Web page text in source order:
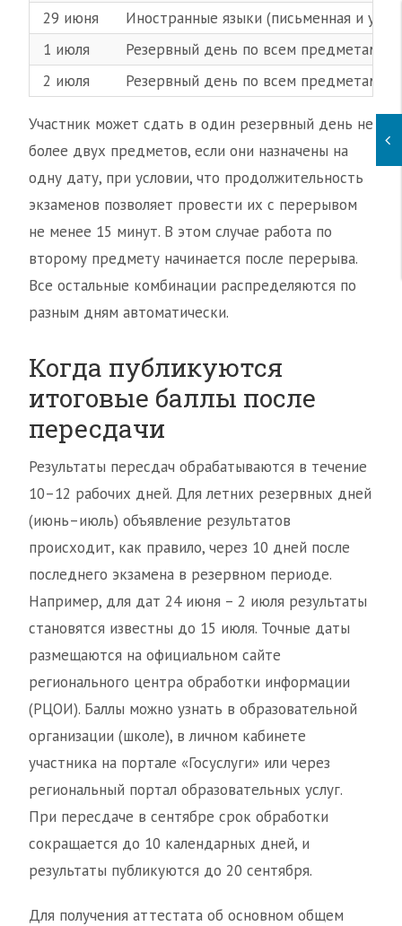
29 июня
Иностранные языки (письменная и
1 июля
Резервный день по всем предметам
2 июля
Резервный день по всем предметам
Участник может сдать в один резервный день не
более двух предметов, если они назначены на
одну дату, при условии, что продолжительность
экзаменов позволяет провести их с перерывом
не менее 15 минут. В этом случае работа по
второму предмету начинается после перерыва.
Все остальные комбинации распределяются по
разным дням автоматически.
Когда публикуются
итоговые баллы после
пересдачи
Результаты пересдач обрабатываются в течение
10–12 рабочих дней. Для летних резервных дней
(июнь–июль) объявление результатов
происходит, как правило, через 10 дней после
последнего экзамена в резервном периоде.
Например, для дат 24 июня – 2 июля результаты
становятся известны до 15 июля. Точные даты
размещаются на официальном сайте
регионального центра обработки информации
(РЦОИ). Баллы можно узнать в образовательной
организации (школе), в личном кабинете
участника на портале «Госуслуги» или через
региональный портал образовательных услуг.
При пересдаче в сентябре срок обработки
сокращается до 10 календарных дней, и
результаты публикуются до 20 сентября.
Для получения аттестата об основном общем